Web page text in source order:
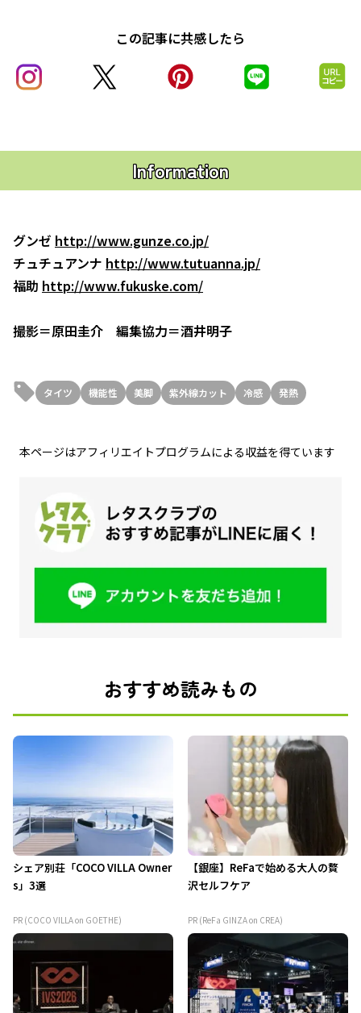
この記事に共感したら
Information
グンゼ http://www.gunze.co.jp/
チュチュアンナ http://www.tutuanna.jp/
福助 http://www.fukuske.com/
撮影＝原田圭介 編集協力＝酒井明子
タイツ 機能性 美脚 紫外線カット 冷感 発熱
本ページはアフィリエイトプログラムによる収益を得ています
おすすめ読みもの
シェア別荘「COCO VILLA Owner
s」3選
PR (COCO VILLA on GOETHE)
【銀座】ReFaで始める大人の贅
沢セルフケア
PR (ReFa GINZA on CREA)